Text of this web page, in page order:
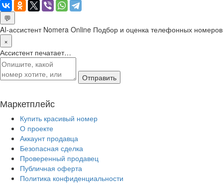
💬
AI-ассистент Nomera Online Подбор и оценка телефонных номеров
×
Ассистент печатает…
Отправить
Маркетплейс
Купить красивый номер
О проекте
Аккаунт продавца
Безопасная сделка
Проверенный продавец
Публичная оферта
Политика конфиденциальности